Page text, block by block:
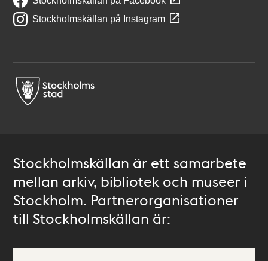
Stockholmskällan på Instagram
Stockholmskällan är ett samarbete
mellan arkiv, bibliotek och museer i
Stockholm. Partnerorganisationer
till Stockholmskällan är: